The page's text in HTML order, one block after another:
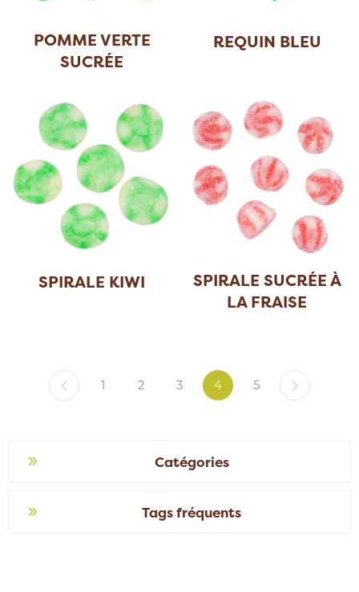
POMME VERTE
SUCRÉE
REQUIN BLEU
SPIRALE KIWI
SPIRALE SUCRÉE À
LA FRAISE
1 2 3 4 5
Catégories
Tags fréquents